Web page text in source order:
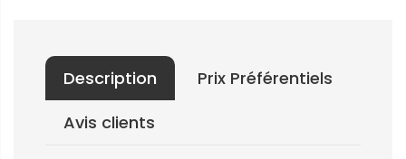
Description
Prix Préférentiels
Avis clients